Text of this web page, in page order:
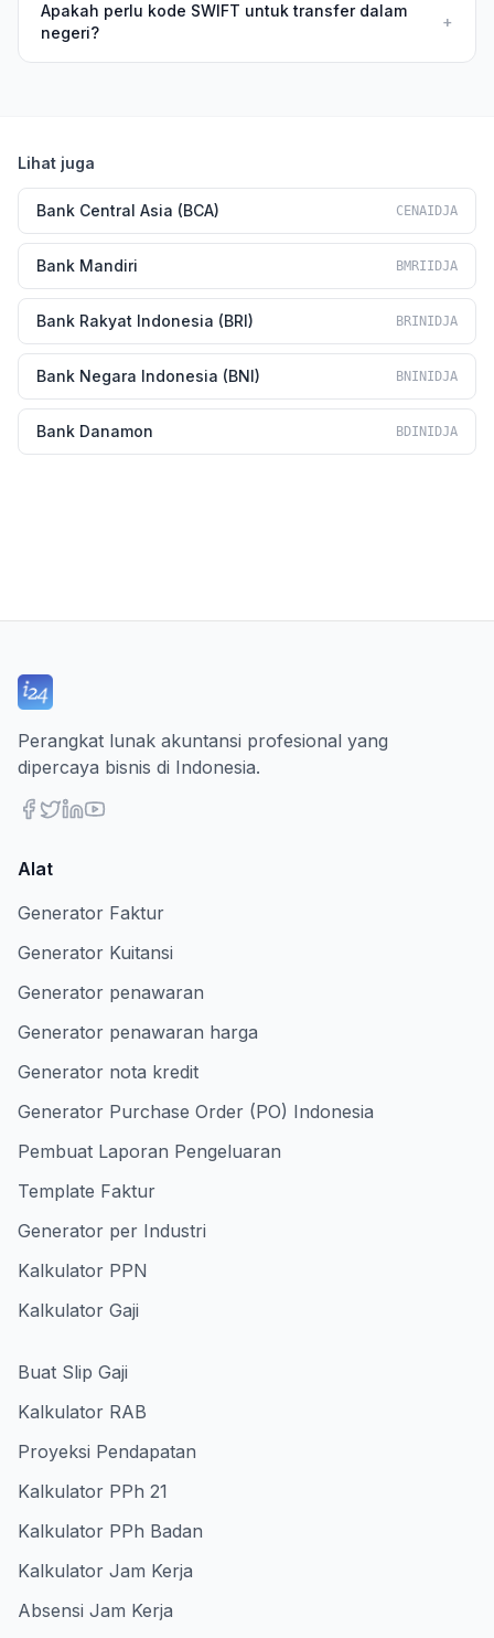
Apakah perlu kode SWIFT untuk transfer dalam
negeri?
+
Lihat juga
Bank Central Asia (BCA) CENAIDJA
Bank Mandiri BMRIIDJA
Bank Rakyat Indonesia (BRI) BRINIDJA
Bank Negara Indonesia (BNI) BNINIDJA
Bank Danamon BDINIDJA
Perangkat lunak akuntansi profesional yang
dipercaya bisnis di Indonesia.
Alat
Generator Faktur
Generator Kuitansi
Generator penawaran
Generator penawaran harga
Generator nota kredit
Generator Purchase Order (PO) Indonesia
Pembuat Laporan Pengeluaran
Template Faktur
Generator per Industri
Kalkulator PPN
Kalkulator Gaji
Buat Slip Gaji
Kalkulator RAB
Proyeksi Pendapatan
Kalkulator PPh 21
Kalkulator PPh Badan
Kalkulator Jam Kerja
Absensi Jam Kerja